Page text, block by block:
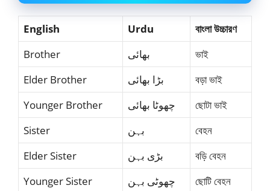
English Urdu
বাংলা উচ্চারণ
Brother
بھائی
ভাই
Elder Brother
بڑا بھائی
বড়া ভাই
Younger Brother
چھوٹا بھائی
ছোটা ভাই
Sister
بہن
বেহন
Elder Sister
بڑی بہن
বড়ি বেহন
Younger Sister
چھوٹی بہن ছোটি বেহন